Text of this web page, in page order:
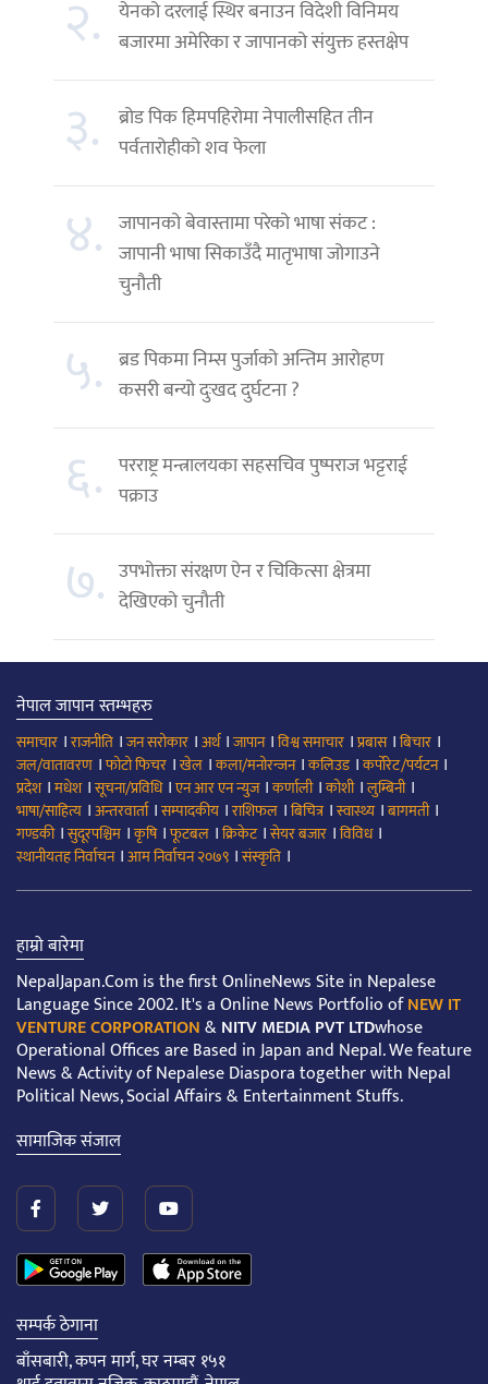
२. येनको दरलाई स्थिर बनाउन विदेशी विनिमय
बजारमा अमेरिका र जापानको संयुक्त हस्तक्षेप
३.
ब्रोड पिक हिमपहिरोमा नेपालीसहित तीन
पर्वतारोहीको शव फेला
४. जापानको बेवास्तामा परेको भाषा संकट :
जापानी भाषा सिकाउँदै मातृभाषा जोगाउने
चुनौती
५. ब्रड पिकमा निम्स पुर्जाको अन्तिम आरोहण
कसरी बन्यो दुःखद दुर्घटना ?
६. परराष्ट्र मन्त्रालयका सहसचिव पुष्पराज भट्टराई
पक्राउ
७. उपभोक्ता संरक्षण ऐन र चिकित्सा क्षेत्रमा
देखिएको चुनौती
नेपाल जापान स्तम्भहरु
समाचार ।राजनीति ।जन सरोकार ।अर्थ।जापान।विश्व समाचार ।प्रबास।बिचार ।
जल/वातावरण ।फोटो फिचर ।खेल ।कला/मनोरन्जन।कलिउड।कर्पोरेट/पर्यटन।
प्रदेश।मधेश।सूचना/प्रविधि।एन आर एन न्युज।कर्णाली।कोशी।लुम्बिनी।
भाषा/साहित्य ।अन्तरवार्ता।सम्पादकीय ।राशिफल ।बिचित्र।स्वास्थ्य ।बागमती।
गण्डकी।सुदूरपश्चिम ।कृषि।फूटबल ।क्रिकेट।सेयर बजार ।विविध।
स्थानीयतह निर्वाचन।आम निर्वाचन २०७९ ।संस्कृति ।
हाम्रो बारेमा
NepalJapan.Com is the first OnlineNews Site in Nepalese
Language Since 2002. It's a Online News Portfolio ofNEW IT
VENTURE CORPORATION&NITV MEDIA PVT LTDwhose
Operational Offices are Based in Japan and Nepal. We feature
News & Activity of Nepalese Diaspora together with Nepal
Political News, Social Affairs & Entertainment Stuffs.
सामाजिक संजाल
सम्पर्क ठेगाना
बाँसबारी, कपन मार्ग, घर नम्बर १५१